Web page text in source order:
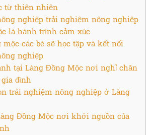
từ thiên nhiên
nghiệp trải nghiệm nông nghiệp
là hành trình cảm xúc
các bé sẽ học tập và kết nối
nghiệp
tại Làng Đồng Mộc nơi nghỉ chân
đình
trải nghiệm nông nghiệp ở Làng
Đồng Mộc nơi khởi nguồn của